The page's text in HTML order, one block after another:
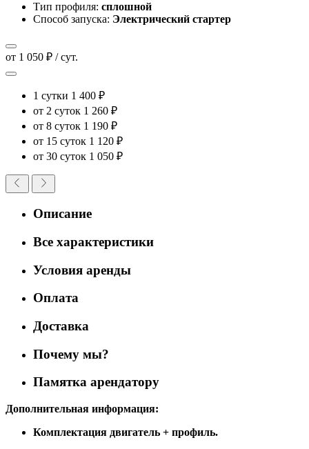
Тип профиля: сплошной
Способ запуска: Электрический стартер
от 1 050 ₽ / сут.
1 сутки 1 400 ₽
от 2 суток 1 260 ₽
от 8 суток 1 190 ₽
от 15 суток 1 120 ₽
от 30 суток 1 050 ₽
Описание
Все характеристики
Условия аренды
Оплата
Доставка
Почему мы?
Памятка арендатору
Дополнительная информация:
Комплектация двигатель + профиль.